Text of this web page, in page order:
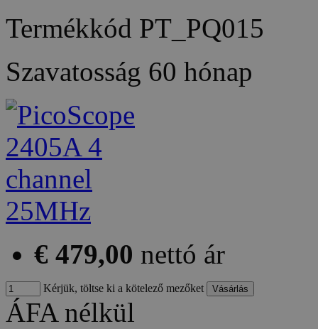
Termékkód PT_PQ015
Szavatosság 60 hónap
€ 479,00 nettó ár
Kérjük, töltse ki a kötelező mezőket
ÁFA nélkül